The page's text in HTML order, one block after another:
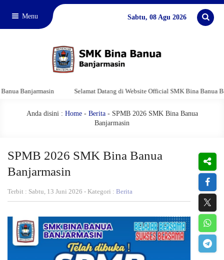
Menu Sabtu, 08 Agu 2026
Selamat Datang di Website Official SMK Bina Banua Banjarmasin
Anda disini : Home- Berita- SPMB 2026 SMK Bina Banua
Banjarmasin
SPMB 2026 SMK Bina Banua
Banjarmasin
Terbit : Sabtu, 13 Juni 2026 - Kategori : Berita